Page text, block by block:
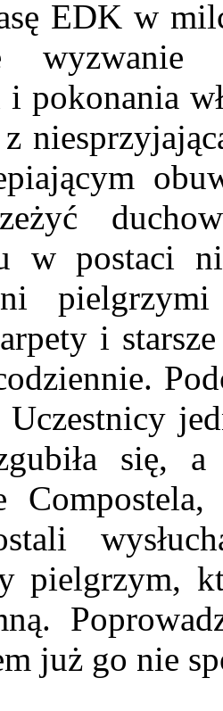
EDK w
pokonania
w postaci
i
Uczestnicy
się,
pielgrzym,
już go nie